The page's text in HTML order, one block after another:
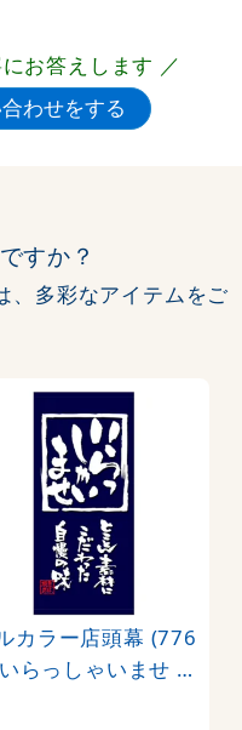
お答えします ／
すか？
、多彩なアイテムをご
カラー店頭幕 (776
らっしゃいませ (